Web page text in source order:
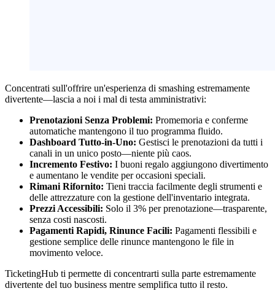
Concentrati sull'offrire un'esperienza di smashing estremamente
divertente—lascia a noi i mal di testa amministrativi:
Prenotazioni Senza Problemi: Promemoria e conferme
automatiche mantengono il tuo programma fluido.
Dashboard Tutto-in-Uno: Gestisci le prenotazioni da tutti i
canali in un unico posto—niente più caos.
Incremento Festivo: I buoni regalo aggiungono divertimento
e aumentano le vendite per occasioni speciali.
Rimani Rifornito: Tieni traccia facilmente degli strumenti e
delle attrezzature con la gestione dell'inventario integrata.
Prezzi Accessibili: Solo il 3% per prenotazione—trasparente,
senza costi nascosti.
Pagamenti Rapidi, Rinunce Facili: Pagamenti flessibili e
gestione semplice delle rinunce mantengono le file in
movimento veloce.
TicketingHub ti permette di concentrarti sulla parte estremamente
divertente del tuo business mentre semplifica tutto il resto.